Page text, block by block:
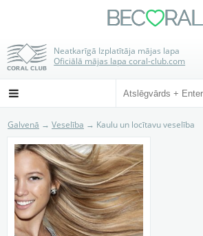
BECRAL
Neatkarīgā Izplatītāja mājas lapa
Oficiālā mājas lapa coral-club.com

Galvenā → Veselība → Kaulu un locītavu veselība